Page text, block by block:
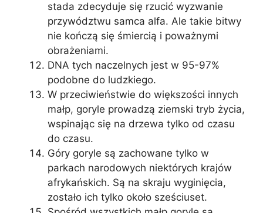
stada zdecyduje się rzucić wyzwanie
przywództwu samca alfa. Ale takie bitwy
nie kończą się śmiercią i poważnymi
obrażeniami.
DNA tych naczelnych jest w 95-97%
podobne do ludzkiego.
W przeciwieństwie do większości innych
małp, goryle prowadzą ziemski tryb życia,
wspinając się na drzewa tylko od czasu
do czasu.
Góry goryle są zachowane tylko w
parkach narodowych niektórych krajów
afrykańskich. Są na skraju wyginięcia,
zostało ich tylko około sześciuset.